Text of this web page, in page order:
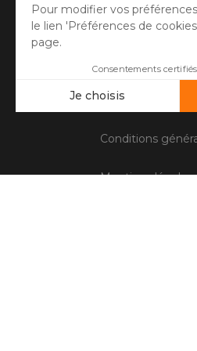
Questions
Contactez le
Conditions
Mentions légales